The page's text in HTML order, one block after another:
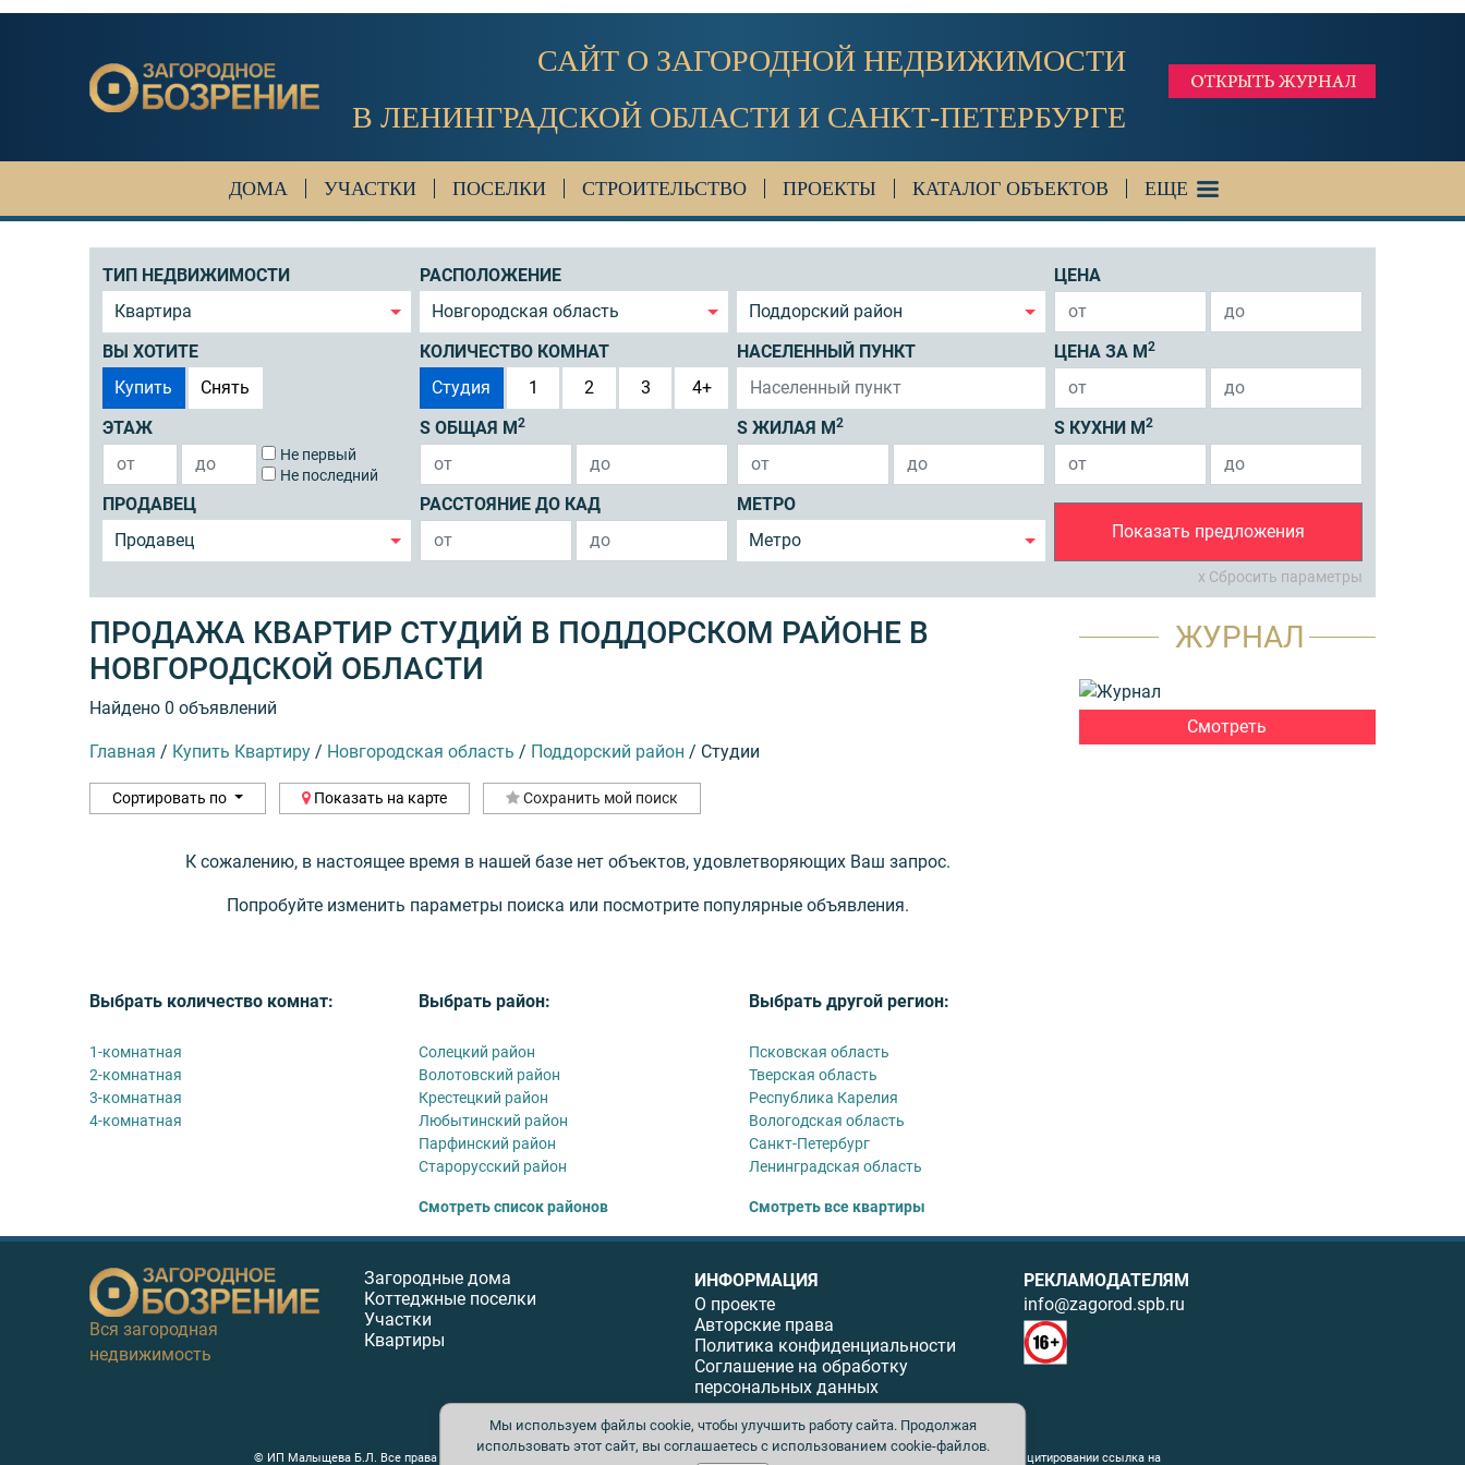
САЙТ О ЗАГОРОДНОЙ НЕДВИЖИМОСТИ
В ЛЕНИНГРАДСКОЙ ОБЛАСТИ И САНКТ-ПЕТЕРБУРГЕ
ДОМА УЧАСТКИ ПОСЕЛКИ СТРОИТЕЛЬСТВО ПРОЕКТЫ КАТАЛОГ ОБЪЕКТОВ ЕЩЕ
ТИП НЕДВИЖИМОСТИ
Квартира
РАСПОЛОЖЕНИЕ
Новгородская область
Поддорский район
ЦЕНА
ВЫ ХОТИТЕ
Купить
Снять
КОЛИЧЕСТВО КОМНАТ
Студия
1 2 3 4+
НАСЕЛЕННЫЙ ПУНКТ ЦЕНА ЗА М 2
ЭТАЖ
Не первый
Не последний
S ОБЩАЯ М 2 S ЖИЛАЯ М 2 S КУХНИ М 2
ПРОДАВЕЦ
Продавец
РАССТОЯНИЕ ДО КАД
МЕТРО
Метро
Показать предложения
x Сбросить параметры
ПРОДАЖА КВАРТИР СТУДИЙ В ПОДДОРСКОМ РАЙОНЕ В
НОВГОРОДСКОЙ ОБЛАСТИ
Найдено 0 объявлений
Главная / Купить Квартиру / Новгородская область / Поддорский район / Студии
Сортировать по Показать на карте Сохранить мой поиск
К сожалению, в настоящее время в нашей базе нет объектов, удовлетворяющих Ваш запрос.
Попробуйте изменить параметры поиска или посмотрите популярные объявления.
Выбрать количество комнат:
1-комнатная
2-комнатная
3-комнатная
4-комнатная
Выбрать район:
Солецкий район
Волотовский район
Крестецкий район
Любытинский район
Парфинский район
Старорусский район
Смотреть список районов
Выбрать другой регион:
Псковская область
Тверская область
Республика Карелия
Вологодская область
Санкт-Петербург
Ленинградская область
Смотреть все квартиры
ЖУРНАЛ
Смотреть
Вся загородная
недвижимость
Загородные дома
Коттеджные поселки
Участки
Квартиры
ИНФОРМАЦИЯ
О проекте
Авторские права
Политика конфиденциальности
Соглашение на обработку
персональных данных
РЕКЛАМОДАТЕЛЯМ
info@zagorod.spb.ru
© ИП Малыщева Б.Л. Все права защищены. Перепечатка материалов данного сайта возможна только с письменного разрешения. При цитировании ссылка на
Мы используем файлы cookie, чтобы улучшить работу сайта. Продолжая
использовать этот сайт, вы соглашаетесь с использованием cookie-файлов.